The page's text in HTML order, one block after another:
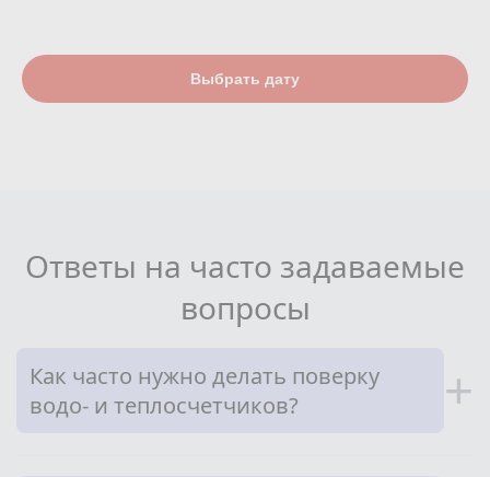
Услуги лаборатории
Районы
Сотрудничество
Полезное
Выбрать дату
Ответы на часто задаваемые
вопросы
Как часто нужно делать поверку
водо- и теплосчетчиков?
+